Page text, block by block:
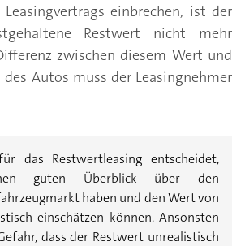
einbrechen, ist der
Restwert nicht mehr
zwischen diesem Wert und
Autos muss der Leasingnehmer
das Restwertleasing entscheidet,
guten Überblick über den
haben und den Wert von
einschätzen können. Ansonsten
dass der Restwert unrealistisch